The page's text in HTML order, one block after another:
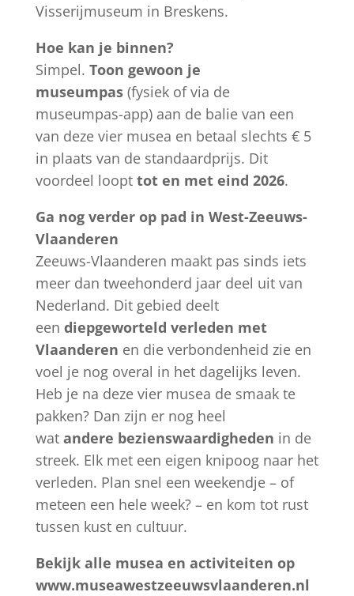
Visserijmuseum in Breskens.
Hoe kan je binnen?
Simpel. Toon gewoon je
museumpas(fysiek of via de
museumpas-app) aan de balie van een
van deze vier musea en betaal slechts € 5
in plaats van de standaardprijs. Dit
voordeel loopt tot en met eind 2026.
Ga nog verder op pad in West-Zeeuws-
Vlaanderen
Zeeuws-Vlaanderen maakt pas sinds iets
meer dan tweehonderd jaar deel uit van
Nederland. Dit gebied deelt
een diepgeworteld verleden met
Vlaanderen en die verbondenheid zie en
voel je nog overal in het dagelijks leven.
Heb je na deze vier musea de smaak te
pakken? Dan zijn er nog heel
wat andere bezienswaardigheden in de
streek. Elk met een eigen knipoog naar het
verleden. Plan snel een weekendje – of
meteen een hele week? – en kom tot rust
tussen kust en cultuur.
Bekijk alle musea en activiteiten op
www.museawestzeeuwsvlaanderen.nl